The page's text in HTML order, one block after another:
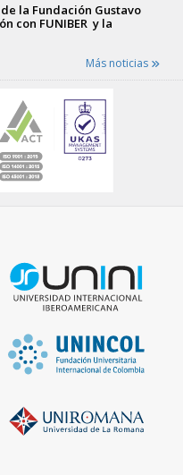
la Fundación Gustavo
con FUNIBER y la
Más noticias